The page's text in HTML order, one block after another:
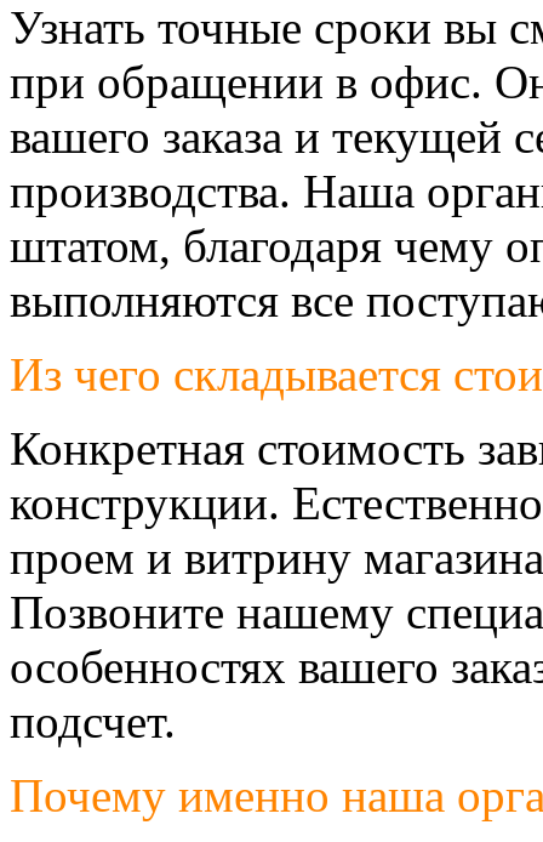
Узнать точные сроки вы
при обращении в офис.
вашего заказа и текущей
производства. Наша
штатом, благодаря чему
выполняются все
Из чего складывается
Конкретная стоимость
конструкции.
проем и витрину
Позвоните нашему
особенностях вашего
подсчет.
Почему именно наша